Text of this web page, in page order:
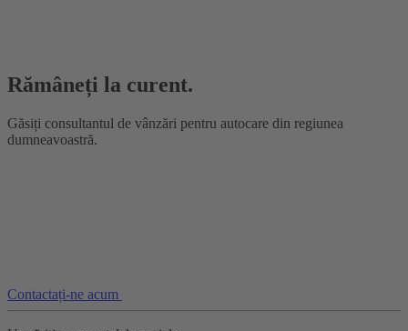
Rămâneți la curent.
Găsiți consultantul de vânzări pentru autocare din regiunea
dumneavoastră.
Contactați-ne acum